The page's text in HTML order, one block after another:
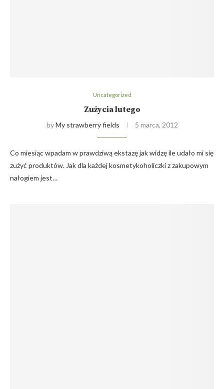
Uncategorized
Zużycia lutego
byMy strawberry fields 5 marca, 2012
Co miesiąc wpadam w prawdziwą ekstazę jak widzę ile udało mi się
zużyć produktów. Jak dla każdej kosmetykoholiczki z zakupowym
nałogiem jest…